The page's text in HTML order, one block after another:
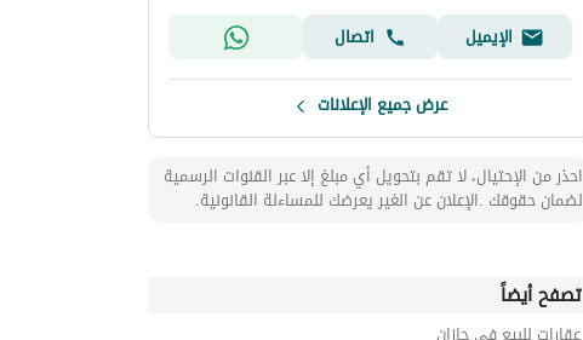
الإيميل
اتصال
عرض جميع الإعلانات
احذر من الإحتيال، لا تقم بتحويل أي مبلغ إلا عبر القنوات الرسمية
لضمان حقوقك .الإعلان عن الغير يعرضك للمساءلة القانونية.
تصفح أيضاً